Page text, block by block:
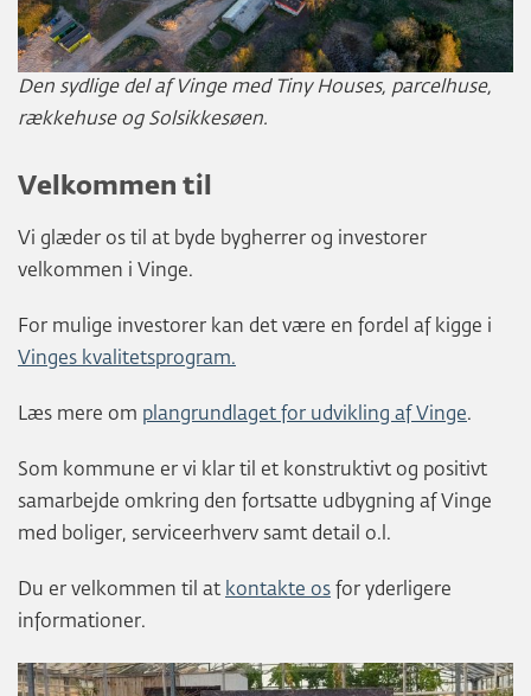
Den sydlige del af Vinge med Tiny Houses, parcelhuse,
rækkehuse og Solsikkesøen.
Velkommen til
Vi glæder os til at byde bygherrer og investorer
velkommen i Vinge.
For mulige investorer kan det være en fordel af kigge i
Vinges kvalitetsprogram.
Læs mere om plangrundlaget for udvikling af Vinge.
Som kommune er vi klar til et konstruktivt og positivt
samarbejde omkring den fortsatte udbygning af Vinge
med boliger, serviceerhverv samt detail o.l.
Du er velkommen til at kontakte os for yderligere
informationer.